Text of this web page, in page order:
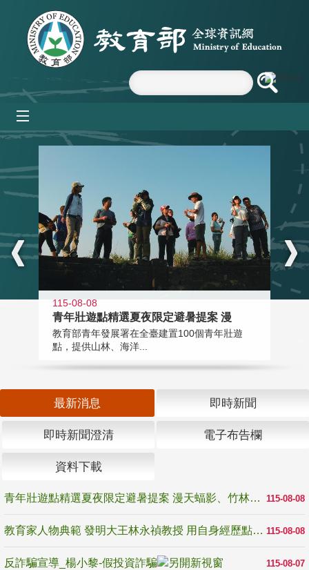
跳到主要內容區塊
:::
115-08-08
青年壯遊點精選夏夜限定避暑提案 漫
教育部青年發展署在全臺建置100個青年壯遊
點，提供山林、海洋...
最新消息 即時新聞
即時新聞澄清 電子布告欄
資料下載
115-08-08
青年壯遊點精選夏夜限定避暑提案 漫天蝠影、竹林尋蛙、茶香夜觀 邀青年暮色出發
115-08-08
教育家人物典範 發明大王林永禎教授 用自身經歷點亮學生的路
115-08-07
反詐騙宣導_楊小黎-假投資詐騙